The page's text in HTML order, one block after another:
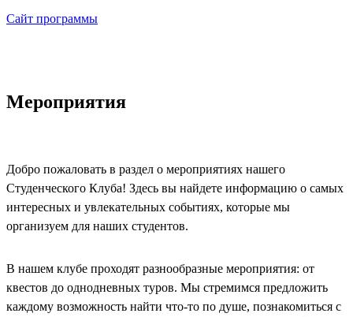
Сайт программы
Мероприятия
Добро пожаловать в раздел о мероприятиях нашего
Студенческого Клуба! Здесь вы найдете информацию о самых
интересных и увлекательных событиях, которые мы
организуем для наших студентов.
В нашем клубе проходят разнообразные мероприятия: от
квестов до однодневных туров. Мы стремимся предложить
каждому возможность найти что-то по душе, познакомиться с